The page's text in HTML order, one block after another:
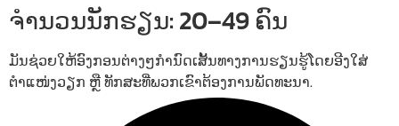
ຈຳນວນນັກຮຽນ: 20–49 ຄົນ
ມັນຊ່ວຍໃຫ້ອົງກອນຕ່າງໆກຳນົດເສັ້ນທາງການຮຽນຮູ້ໂດຍອີງໃສ່
ຕຳແໜ່ງວຽກ ຫຼື ທັກສະທີ່ພວກເຂົາຕ້ອງການພັດທະນາ.